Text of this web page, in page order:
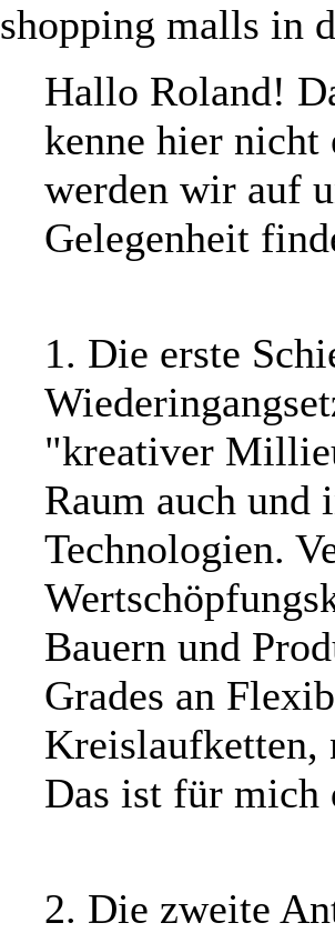
shopping malls in
Hallo Roland!
kenne hier
werden wir auf
Gelegenheit
1. Die erste
"kreativer
Raum auch und
Technologien.
Bauern und
Grades an
Kreislaufketten,
Das ist für mich
2. Die zweite